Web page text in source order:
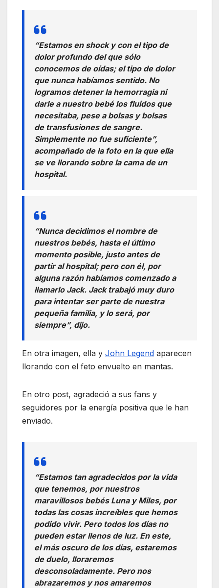
“Estamos en shock y con el tipo de
dolor profundo del que sólo
conocemos de oídas; el tipo de dolor
que nunca habíamos sentido. No
logramos detener la hemorragia ni
darle a nuestro bebé los fluidos que
necesitaba, pese a bolsas y bolsas
de transfusiones de sangre.
Simplemente no fue suficiente”,
acompañado de la foto en la que ella
se ve llorando sobre la cama de un
hospital.
“Nunca decidimos el nombre de
nuestros bebés, hasta el último
momento posible, justo antes de
partir al hospital; pero con él, por
alguna razón habíamos comenzado a
llamarlo Jack. Jack trabajó muy duro
para intentar ser parte de nuestra
pequeña familia, y lo será, por
siempre”, dijo.
En otra imagen, ella y John Legend aparecen
llorando con el feto envuelto en mantas.
En otro post, agradeció a sus fans y
seguidores por la energía positiva que le han
enviado.
“Estamos tan agradecidos por la vida
que tenemos, por nuestros
maravillosos bebés Luna y Miles, por
todas las cosas increíbles que hemos
podido vivir. Pero todos los días no
pueden estar llenos de luz. En este,
el más oscuro de los días, estaremos
de duelo, lloraremos
desconsoladamente. Pero nos
abrazaremos y nos amaremos